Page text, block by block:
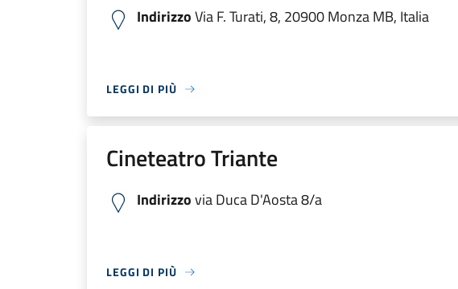
IndirizzoVia F. Turati, 8, 20900 Monza MB, Italia
LEGGI DI PIÙ
Cineteatro Triante
Indirizzovia Duca D'Aosta 8/a
LEGGI DI PIÙ